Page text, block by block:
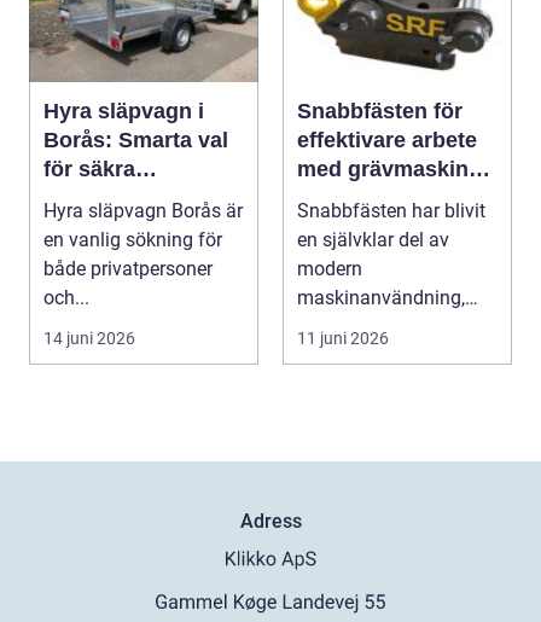
Hyra släpvagn i
Borås: Smarta val
för säkra
transporter
Hyra släpvagn Borås är
en vanlig sökning för
både privatpersoner
och...
14 juni 2026
Snabbfästen för
effektivare arbete
med grävmaskin
och lastmaskin
Snabbfästen har blivit
en självklar del av
modern
maskinanvändning,
särskilt f&o...
11 juni 2026
Adress